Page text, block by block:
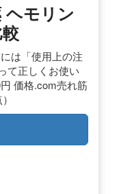
モリン
は「使用上の注
て正しくお使い
価格.com売れ筋